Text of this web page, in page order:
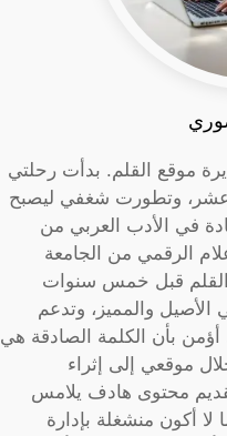
موقع القلم. بدأت رحلتي
عشر، وتطورت شغفي ليصبح
في الأدب العربي من
الرقمي من الجامعة
قبل خمس سنوات
والمميز، وتدعم
أؤمن بأن الكلمة الصادقة هي
موقعي إلى إثراء
محتوى هادف يلامس
أكون منشغلة بإدارة